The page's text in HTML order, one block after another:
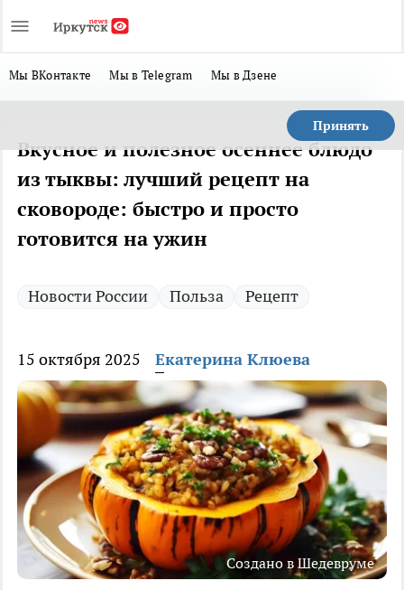
Мы ВКонтакте Мы в Telegram Мы в Дзене
Принять
Вкусное и полезное осеннее блюдо
из тыквы: лучший рецепт на
сковороде: быстро и просто
готовится на ужин
Новости России Польза Рецепт
15 октября 2025 Екатерина Клюева
Создано в Шедевруме